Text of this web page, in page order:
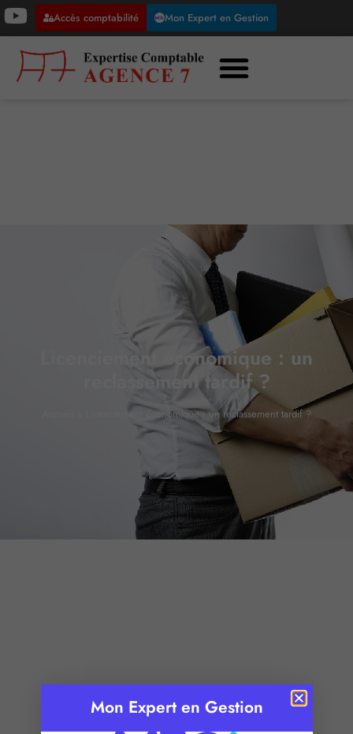
Accès comptabilité Mon Expert en Gestion
Licenciement économique : un
reclassement tardif ?
Licenciement économique : un reclassement tardif ?
Mon Expert en Gestion